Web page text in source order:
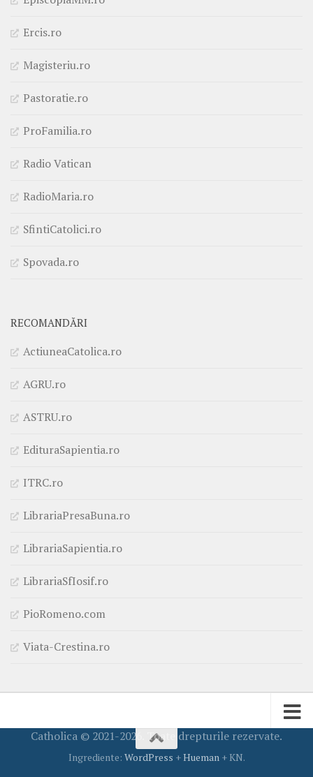
Ercis.ro
Magisteriu.ro
Pastoratie.ro
ProFamilia.ro
Radio Vatican
RadioMaria.ro
SfintiCatolici.ro
Spovada.ro
RECOMANDĂRI
ActiuneaCatolica.ro
AGRU.ro
ASTRU.ro
EdituraSapientia.ro
ITRC.ro
LibrariaPresaBuna.ro
LibrariaSapientia.ro
LibrariaSfIosif.ro
PioRomeno.com
Viata-Crestina.ro
Catholica © 2021-2026. Toate drepturile rezervate.
Ingrediente: WordPress +Hueman+ KN.